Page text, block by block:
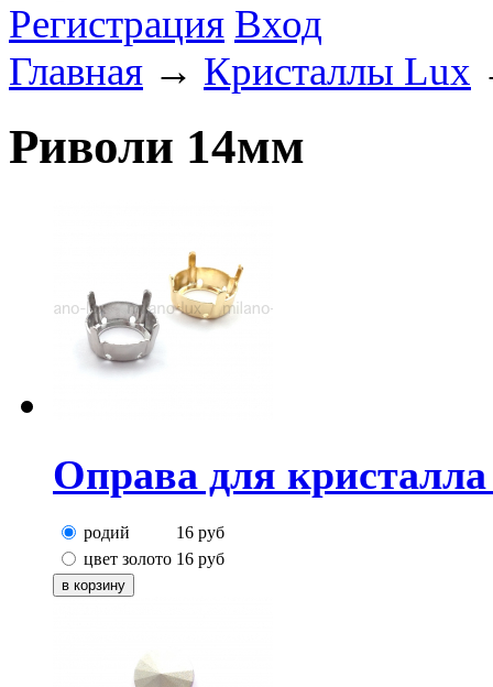
Регистрация Вход
Главная → Кристаллы Lux
Риволи 14мм
Оправа для
родий 16 руб
цвет золото 16 руб